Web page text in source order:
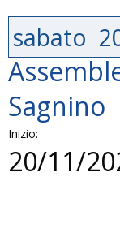
sabato
Sagnino
Inizio:
20/11/